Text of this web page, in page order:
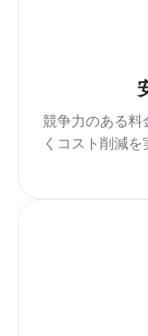
競争力のある
くコスト削減